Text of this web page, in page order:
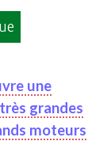
une
grandes
moteurs